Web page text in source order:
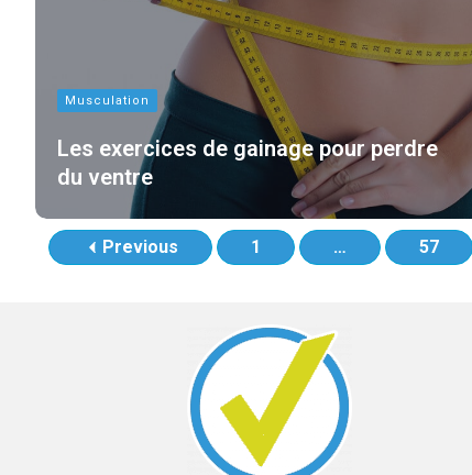
Musculation
Les exercices de gainage pour perdre
du ventre
Previous 1 … 57